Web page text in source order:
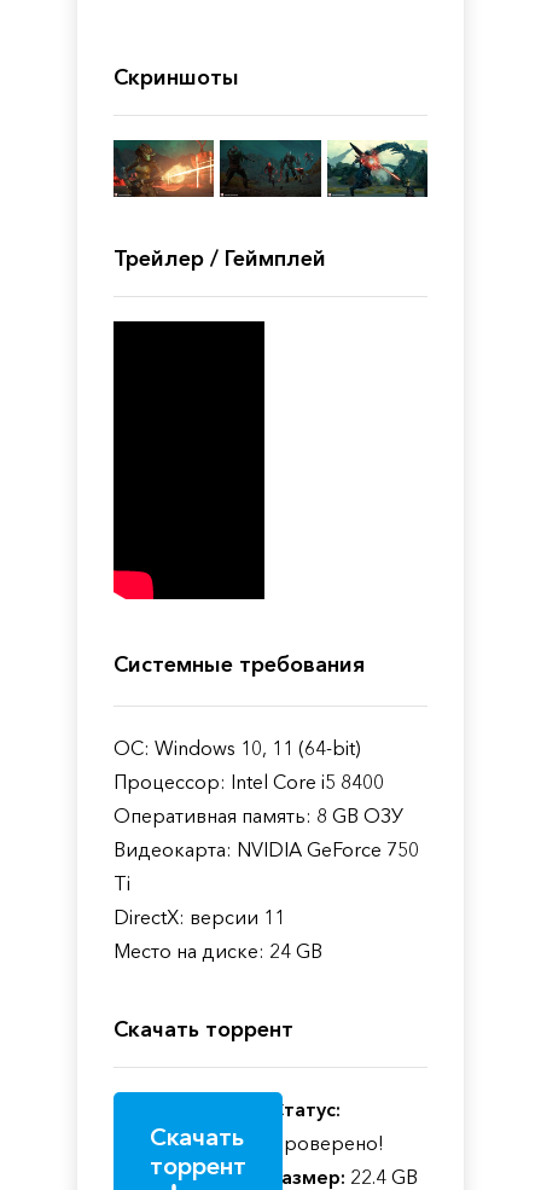
Скриншоты
Трейлер / Геймплей
Системные требования
ОС: Windows 10, 11 (64-bit)
Процессор: Intel Core i5 8400
Оперативная память: 8 GB ОЗУ
Видеокарта: NVIDIA GeForce 750
Ti
DirectX: версии 11
Место на диске: 24 GB
Скачать торрент
Скачать
торрент
Статус:
Проверено!
Размер: 22.4 GB